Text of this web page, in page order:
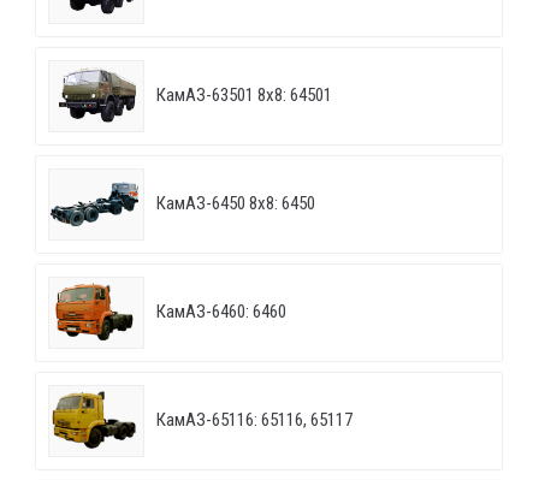
КамАЗ-63501 8х8: 64501
КамАЗ-6450 8х8: 6450
КамАЗ-6460: 6460
КамАЗ-65116: 65116, 65117